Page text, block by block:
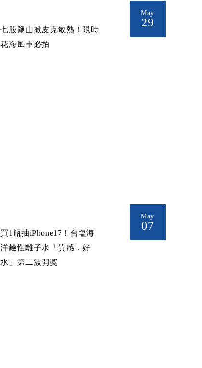
May
29
七股鹽山掀皮克敏熱！限時
花海風車必拍
May
07
買1瓶抽iPhone17！台塩海
洋鹼性離子水「質感．好
水」第二波開獎